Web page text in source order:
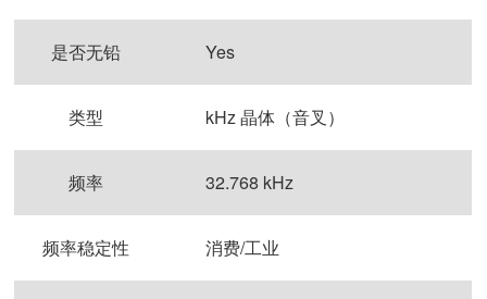
是否无铅 Yes
类型 kHz 晶体（音叉）
频率 32.768 kHz
频率稳定性 消费/工业